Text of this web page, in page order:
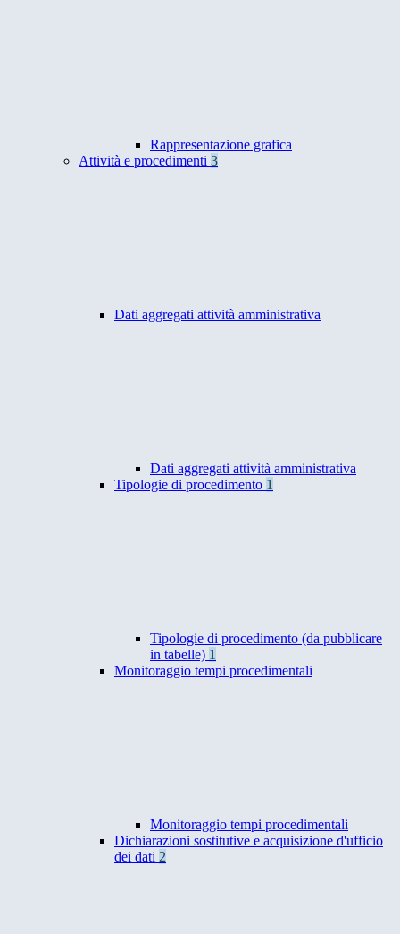
Rappresentazione grafica
Attività e procedimenti 3
Dati aggregati attività amministrativa
Dati aggregati attività amministrativa
Tipologie di procedimento 1
Tipologie di procedimento (da pubblicare
in tabelle) 1
Monitoraggio tempi procedimentali
Monitoraggio tempi procedimentali
Dichiarazioni sostitutive e acquisizione d'ufficio
dei dati 2